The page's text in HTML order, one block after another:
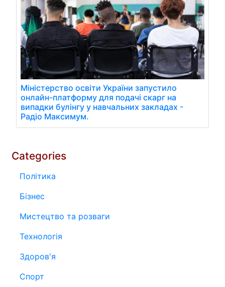
Міністерство освіти України запустило
онлайн-платформу для подачі скарг на
випадки булінгу у навчальних закладах -
Радіо Максимум.
Categories
Політика
Бізнес
Мистецтво та розваги
Технологія
Здоров'я
Спорт